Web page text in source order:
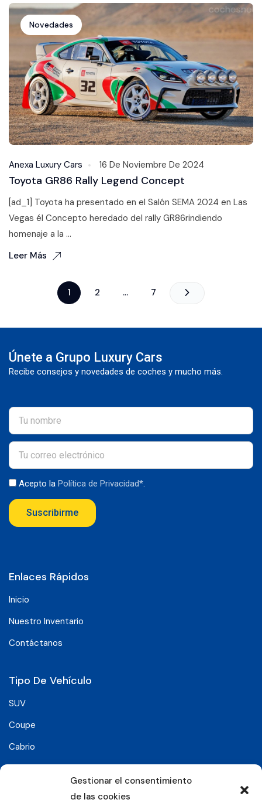
Gestionar el consentimiento
de las cookies
Novedades
Anexa Luxury Cars 16 De Noviembre De 2024
Toyota GR86 Rally Legend Concept
[ad_1] Toyota ha presentado en el Salón SEMA 2024 en Las
Vegas él Concepto heredado del rally GR86rindiendo
homenaje a la ...
Leer Más
1 2 … 7
Únete a Grupo Luxury Cars
Recibe consejos y novedades de coches y mucho más.
Acepto la Política de Privacidad*.
Suscribirme
Enlaces Rápidos
Inicio
Nuestro Inventario
Contáctanos
Tipo De Vehículo
SUV
Coupe
Cabrio